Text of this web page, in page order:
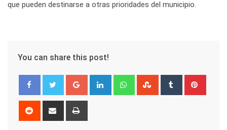
que pueden destinarse a otras prioridades del municipio.
You can share this post!
Google+ LinkedIn WhatsappStumbleUpon
Tumblr
Reddit
Share